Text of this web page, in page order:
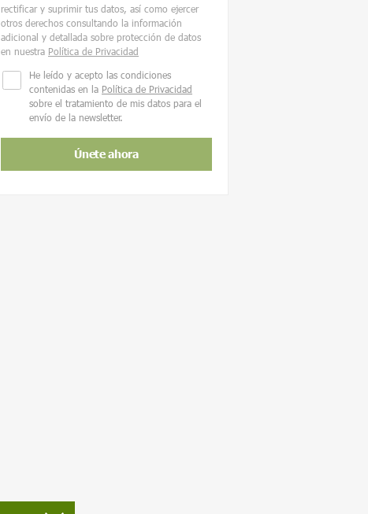
rectificar y suprimir tus datos, así como ejercer
otros derechos consultando la información
adicional y detallada sobre protección de datos
en nuestra Política de Privacidad
He leído y acepto las condiciones
contenidas en la Política de Privacidad
sobre el tratamiento de mis datos para el
envío de la newsletter.